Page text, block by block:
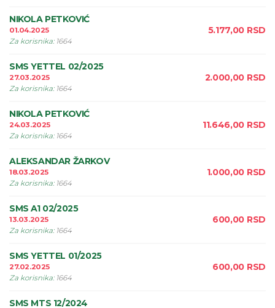
NIKOLA PETKOVIĆ
01.04.2025
Za korisnika: 1664
5.177,00 RSD
SMS YETTEL 02/2025
27.03.2025
Za korisnika: 1664
2.000,00 RSD
NIKOLA PETKOVIĆ
24.03.2025
Za korisnika: 1664
11.646,00 RSD
ALEKSANDAR ŽARKOV
18.03.2025
Za korisnika: 1664
1.000,00 RSD
SMS A1 02/2025
13.03.2025
Za korisnika: 1664
600,00 RSD
SMS YETTEL 01/2025
27.02.2025
Za korisnika: 1664
600,00 RSD
SMS MTS 12/2024